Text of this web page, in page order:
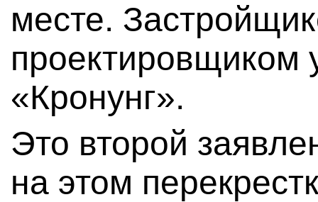
месте.
«Кронунг».
Это второй
на этом